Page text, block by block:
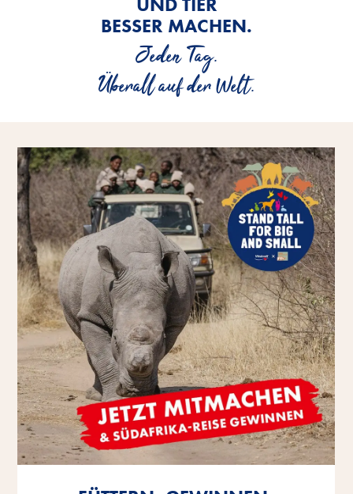
BESSER MACHEN.
Jeden Tag.
Überall auf der Welt.
Mehr erfahren